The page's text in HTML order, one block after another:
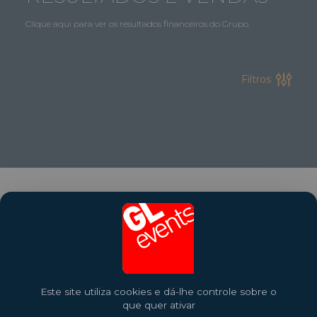
Clique aqui para ver os resultados financeiros do Grupo.
Filtros
PRÓXIMAS EDIÇÕES
Este site utiliza cookies e dá-lhe controle sobre o
que quer ativar